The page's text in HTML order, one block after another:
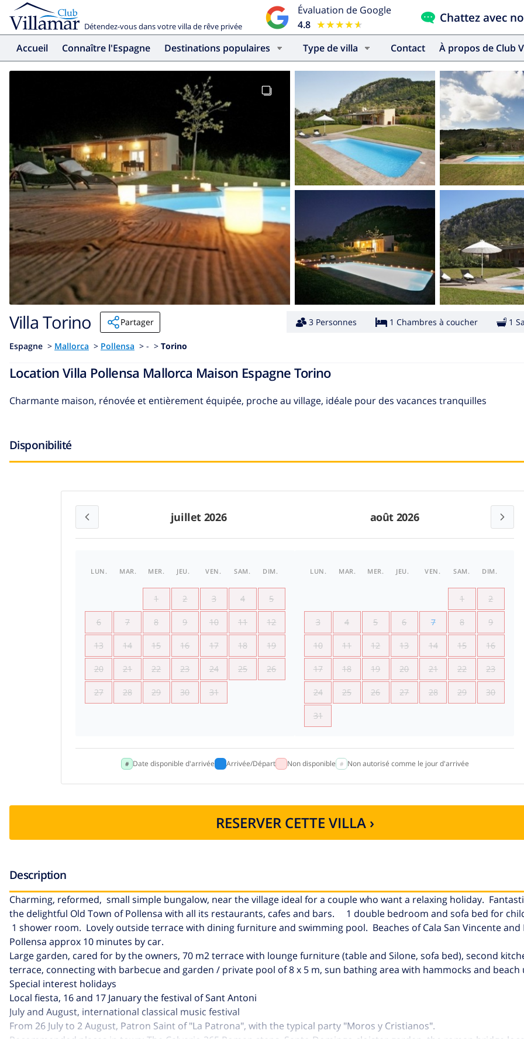
Détendez-vous dans votre villa de rêve privée
Évaluation de Google
4.8 ★★★★★
★★★★★ Chattez avec
Accueil Connaître l'Espagne Destinations populaires Type de villa Contact À propos de Club
Villa Torino Partager 3 Personnes 1 Chambres à coucher 1
Espagne > Mallorca > Pollensa > - > Torino
Location Villa Pollensa Mallorca Maison Espagne Torino
Charmante maison, rénovée et entièrement équipée, proche au village, idéale pour des vacances tranquilles
Disponibilité
juillet 2026 août 2026
LUN. MAR. MER. JEU. VEN. SAM. DIM.
1 2 3 4 5
6 7 8 9 10 11 12
13 14 15 16 17 18 19
20 21 22 23 24 25 26
27 28 29 30 31
LUN. MAR. MER. JEU. VEN. SAM. DIM.
1 2
3 4 5 6 7 8 9
10 11 12 13 14 15 16
17 18 19 20 21 22 23
24 25 26 27 28 29 30
31
Date disponible d'arrivée Arrivée/Départ Non disponible Non autorisé comme le jour d'arrivée
RESERVER CETTE VILLA ›
Description
Charming, reformed, small simple bungalow, near the village ideal for a couple who want a relaxing holiday.
the delightful Old Town of Pollensa with all its restaurants, cafes and bars. 1 double bedroom and sofa bed for
1 shower room. Lovely outside terrace with dining furniture and swimming pool. Beaches of Cala San Vincente and
Pollensa approx 10 minutes by car.
Large garden, cared for by the owners, 70 m2 terrace with lounge furniture (table and Silone, sofa bed), second
terrace, connecting with barbecue and garden / private pool of 8 x 5 m, sun bathing area with hammocks and beach
Special interest holidays
Local fiesta, 16 and 17 January the festival of Sant Antoni
July and August, international classical music festival
From 26 July to 2 August, Patron Saint of "La Patrona", with the typical party "Moros y Cristianos".
Recommended places in town: The Calvario 365 Roman steps, Santo Domingo cloister garden, the roman bridge